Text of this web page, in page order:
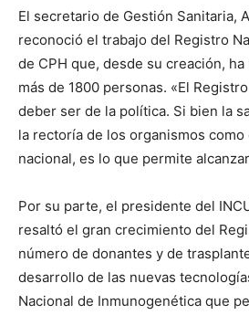
El secretario de Gestión Sanitaria,
reconoció el trabajo del Registro
de CPH que, desde su creación,
más de 1800 personas. «El
deber ser de la política. Si bien la
la rectoría de los organismos como
nacional, es lo que permite
Por su parte, el presidente del
resaltó el gran crecimiento del
número de donantes y de
desarrollo de las nuevas
Nacional de Inmunogenética que